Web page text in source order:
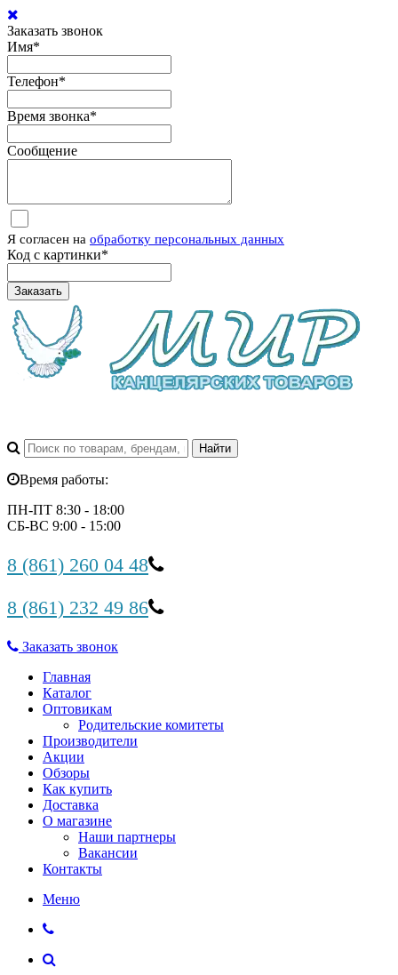
Заказать звонок
Имя*
Телефон*
Время звонка*
Сообщение
Я согласен на обработку персональных данных
Код с картинки*
Заказать
Время работы:
ПН-ПТ 8:30 - 18:00
СБ-ВС 9:00 - 15:00
8 (861) 260 04 48
8 (861) 232 49 86
Заказать звонок
Главная
Каталог
Оптовикам
Родительские комитеты
Производители
Акции
Обзоры
Как купить
Доставка
О магазине
Наши партнеры
Вакансии
Контакты
Меню